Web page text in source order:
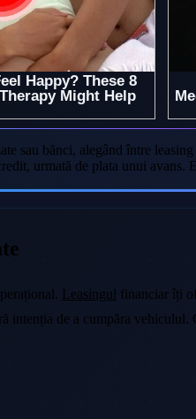
sau bănci, alegând între
urmată de plata unui avans.
Leasingul financiar îți
intenția de a cumpăra